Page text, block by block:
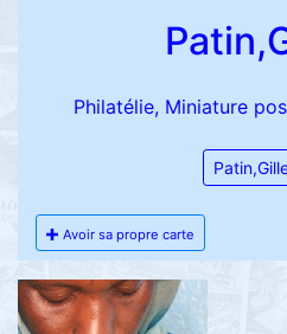
Philatélie, Miniature
Avoir sa propre carte